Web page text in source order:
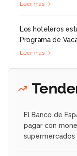
Leer más
Los hoteleros
Programa de
Leer más
El Banco de
pagar con
supermercados